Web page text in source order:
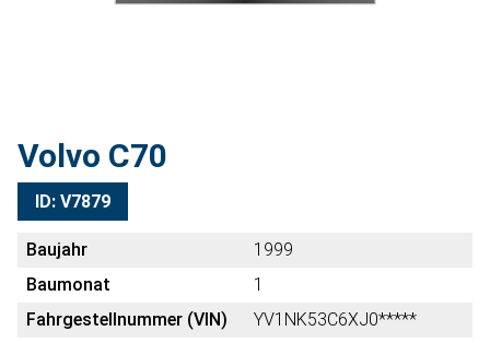
Volvo C70
ID: V7879
Baujahr
1999
Baumonat
1
Fahrgestellnummer (VIN)
YV1NK53C6XJ0*****